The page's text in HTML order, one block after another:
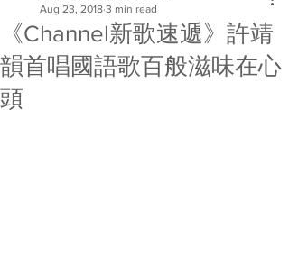
《Channel新歌速遞》許靖
韻首唱國語歌百般滋味在心
頭
Aug 23, 2018 3 min read